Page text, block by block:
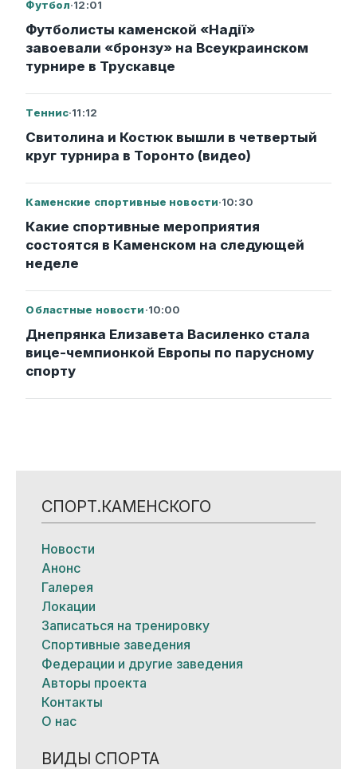
Футбол·12:01
Футболисты каменской «Надії»
завоевали «бронзу» на Всеукраинском
турнире в Трускавце
Теннис·11:12
Свитолина и Костюк вышли в четвертый
круг турнира в Торонто (видео)
Каменские спортивные новости·10:30
Какие спортивные мероприятия
состоятся в Каменском на следующей
неделе
Областные новости·10:00
Днепрянка Елизавета Василенко стала
вице-чемпионкой Европы по парусному
спорту
СПОРТ.КАМЕНСКОГО
Новости
Анонс
Галерея
Локации
Записаться на тренировку
Спортивные заведения
Федерации и другие заведения
Авторы проекта
Контакты
О нас
ВИДЫ СПОРТА